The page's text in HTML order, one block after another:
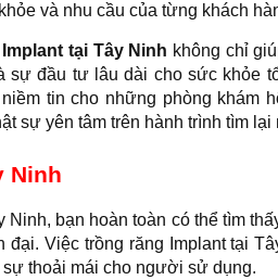
và nhu cầu của từng khách
tại Tây Ninh không chỉ
sự đầu tư lâu dài cho sức khỏe
tin cho những phòng khám
sự yên tâm trên hành trình tìm
Ninh
bạn hoàn toàn có thể tìm
Việc trồng răng Implant tại
sự thoải mái cho người sử dụng.